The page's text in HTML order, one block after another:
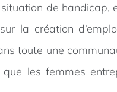
de handicap,
la création
toute une
les femmes